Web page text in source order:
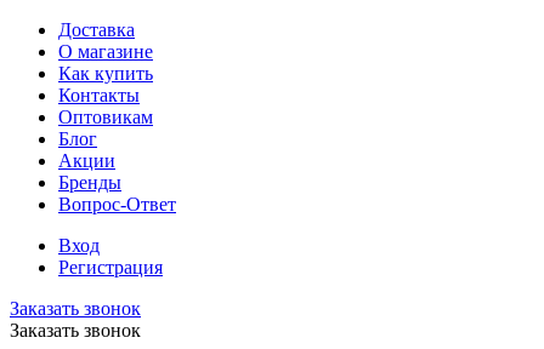
Доставка
О магазине
Как купить
Контакты
Оптовикам
Блог
Акции
Бренды
Вопрос-Ответ
Вход
Регистрация
Заказать звонок
Заказать звонок